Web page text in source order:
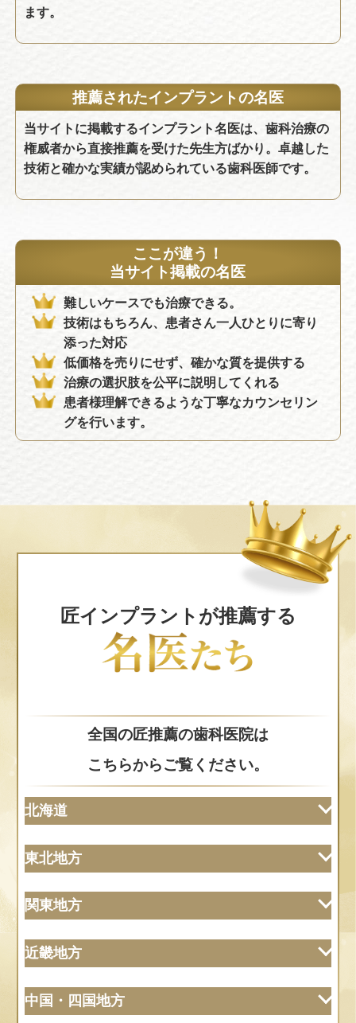
ます。
推薦されたインプラントの名医
当サイトに掲載するインプラント名医は、歯科治療の
権威者から直接推薦を受けた先生方ばかり。卓越した
技術と確かな実績が認められている歯科医師です。
ここが違う！
当サイト掲載の名医
難しいケースでも治療できる。
技術はもちろん、患者さん一人ひとりに寄り
添った対応
低価格を売りにせず、確かな質を提供する
治療の選択肢を公平に説明してくれる
患者様理解できるような丁寧なカウンセリン
グを行います。
匠インプラントが推薦する
全国の匠推薦の歯科医院は
こちらからご覧ください。
北海道
北海道
インプラントオフィス大通
エルム駅前歯科クリスタル
東北地方
岩手
守口歯科クリニック
宮城
関東地方
東京
練馬区
近畿地方
京都
中国・四国地方